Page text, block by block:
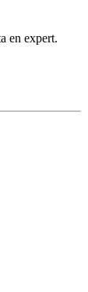
en expert.